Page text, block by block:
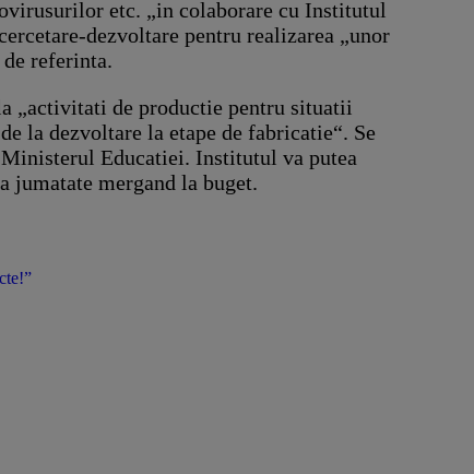
etc. „in colaborare cu Institutul
dezvoltare pentru realizarea „unor
referinta.
„activitati de productie pentru situatii
la dezvoltare la etape de fabricatie“. Se
Educatiei. Institutul va putea
jumatate mergand la buget.